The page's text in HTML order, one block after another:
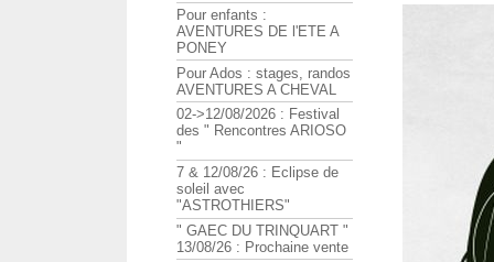
Pour enfants :
AVENTURES DE l'ETE A
PONEY
Pour Ados : stages, randos
AVENTURES A CHEVAL
02->12/08/2026 : Festival
des " Rencontres ARIOSO
"
7 & 12/08/26 : Eclipse de
soleil avec
"ASTROTHIERS"
" GAEC DU TRINQUART "
13/08/26 : Prochaine vente